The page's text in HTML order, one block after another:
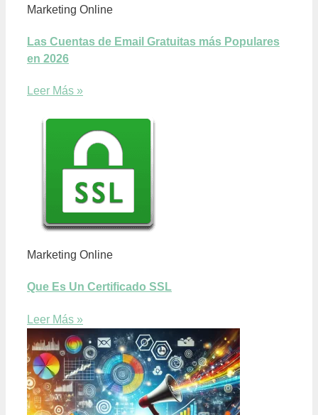
Marketing Online
Las Cuentas de Email Gratuitas más Populares
en 2026
Leer Más »
Marketing Online
Que Es Un Certificado SSL
Leer Más »